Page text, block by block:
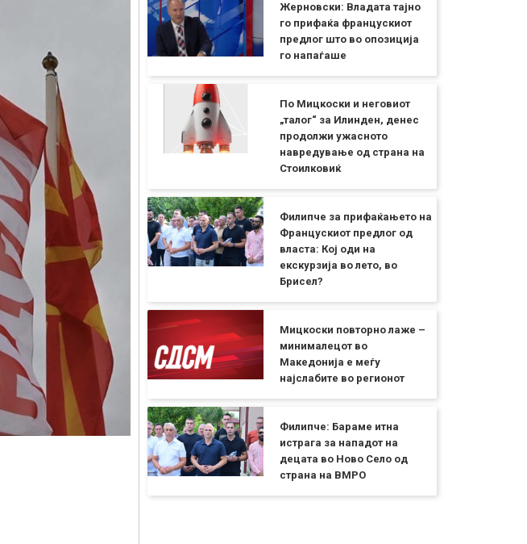
Жерновски: Владата тајно
го прифаќа францускиот
предлог што во опозиција
го напаѓаше
По Мицкоски и неговиот
„талог“ за Илинден, денес
продолжи ужасното
навредување од страна на
Стоилковиќ
Филипче за прифаќањето на
Францускиот предлог од
власта: Кој оди на
екскурзија во лето, во
Брисел?
Мицкоски повторно лаже –
минималецот во
Македонија е меѓу
најслабите во регионот
Филипче: Бараме итна
истрага за нападот на
децата во Ново Село од
страна на ВМРО